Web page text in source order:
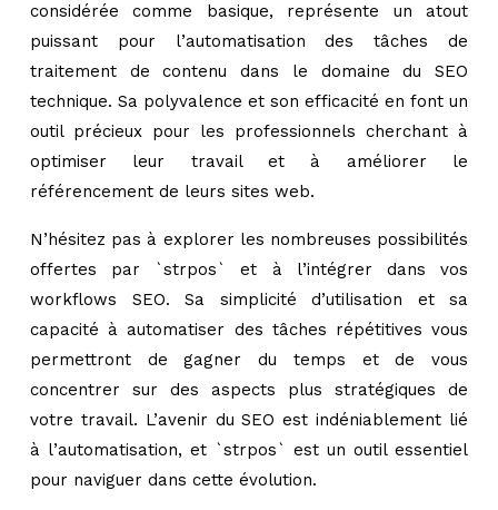
considérée comme basique, représente un atout
puissant pour l’automatisation des tâches de
traitement de contenu dans le domaine du SEO
technique. Sa polyvalence et son efficacité en font un
outil précieux pour les professionnels cherchant à
optimiser leur travail et à améliorer le
référencement de leurs sites web.
N’hésitez pas à explorer les nombreuses possibilités
offertes par `strpos` et à l’intégrer dans vos
workflows SEO. Sa simplicité d’utilisation et sa
capacité à automatiser des tâches répétitives vous
permettront de gagner du temps et de vous
concentrer sur des aspects plus stratégiques de
votre travail. L’avenir du SEO est indéniablement lié
à l’automatisation, et `strpos` est un outil essentiel
pour naviguer dans cette évolution.